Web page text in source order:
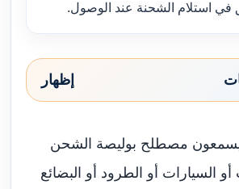
في استلام الشحنة عند الوصول.
إظهار
يسمعون مصطلح بوليصة الشحن
أو السيارات أو الطرود أو البضائع